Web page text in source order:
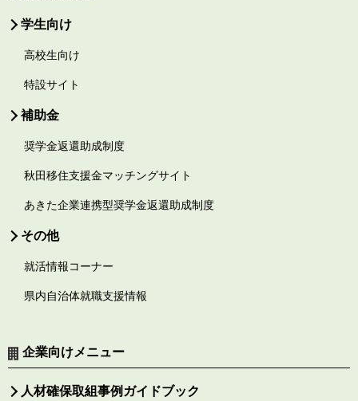
学生向け
高校生向け
特設サイト
補助金
奨学金返還助成制度
秋田移住支援金マッチングサイト
あきた企業連携型奨学金返還助成制度
その他
就活情報コーナー
県内自治体就職支援情報
企業向けメニュー
人材確保取組事例ガイドブック